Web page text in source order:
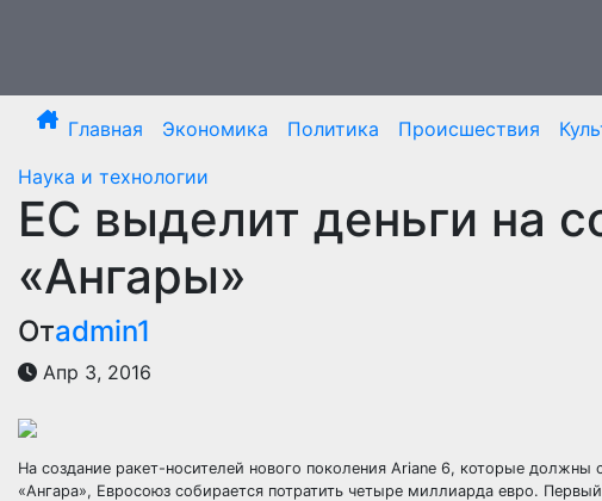
Главная Экономика Политика Происшествия
Наука и технологии
ЕС выделит деньги на
«Ангары»
Отadmin1
Апр 3, 2016
На создание ракет-носителей нового поколения Ariane 6, которые
«Ангара», Евросоюз собирается потратить четыре миллиарда евро.